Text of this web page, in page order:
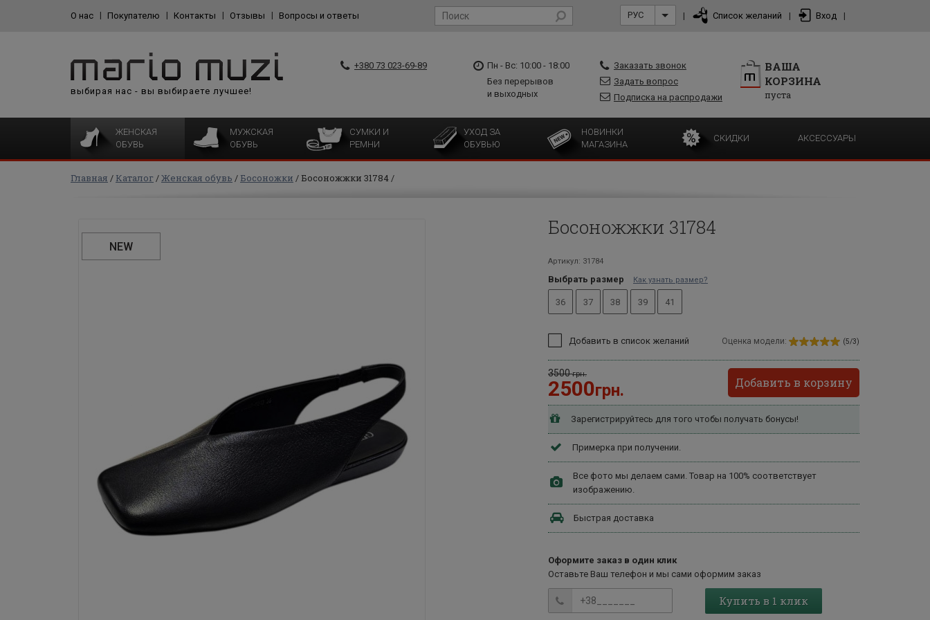
О нас Покупателю Контакты Отзывы Вопросы и ответы РУС | Список желаний | Вход |
выбирая нас - вы выбираете лучшее!
+380 73 023-69-89
Пн - Вс: 10:00 - 18:00
Без перерывов
и выходных
Заказать звонок
Задать вопрос
Подписка на распродажи
ВАША
КОРЗИНА
пуста
ЖЕНСКАЯ
ОБУВЬ
МУЖСКАЯ
ОБУВЬ
СУМКИ И
РЕМНИ
УХОД ЗА
ОБУВЬЮ
НОВИНКИ
МАГАЗИНА
СКИДКИ АКСЕССУАРЫ
Главная Каталог Женская обувь Босоножки Босоножжки 31784
NEW
Босоножжки 31784
Артикул: 31784
Выбрать размер Как узнать размер?
36 37 38 39 41
Добавить в список желаний Оценка модели: (5/3)
3500грн.
2500грн. Добавить в корзину
Зарегистрируйтесь для того чтобы получать бонусы!
Примерка при получении.
Все фото мы делаем сами. Товар на 100% соответствует
изображению.
Быстрая доставка
Оформите заказ в один клик
Оставьте Ваш телефон и мы сами оформим заказ
Купить в 1 клик